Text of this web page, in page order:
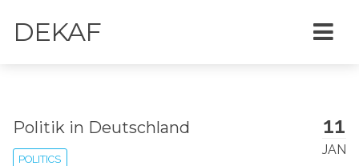
DEKAF
11
JAN
Politik in Deutschland
POLITICS